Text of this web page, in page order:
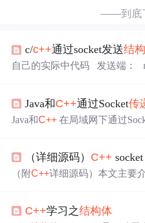
——到
c/c++通过socket发送结
自己的实际中代码 发送端： mms_msg msg1; mms_msg_
0); // sizeof(mms_msg) 这个注
Java和C++通过Socket传
Java和C++ 在局域网下通过
（详细源码） C++ socket
（附C++详细源码）本文主要
C++学习之结构体